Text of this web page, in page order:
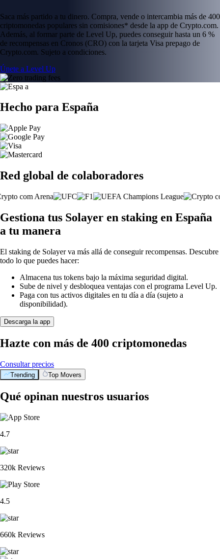
Saca más partido a tu dinero. Compra, vende o intercambia más de 400
criptomonedas populares sin comisiones* desde la app de Crypto.com.
Además, al formar parte de Level Up, puedes conseguir hasta un 6 %
de recompensas en Cronos (CRO) con la tarjeta Visa prepago de
Crypto.com. Sujeto a condiciones.
Únete a Level Up
Hecho para España
Red global de colaboradores
Gestiona tus Solayer en staking en España
a tu manera
El staking de Solayer va más allá de conseguir recompensas. Descubre
todo lo que puedes hacer:
Almacena tus tokens bajo la máxima seguridad digital.
Sube de nivel y desbloquea ventajas con el programa Level Up.
Paga con tus activos digitales en tu día a día (sujeto a
disponibilidad).
Descarga la app
Hazte con más de 400 criptomonedas
Consultar precios
Trending Top Movers
Qué opinan nuestros usuarios
4.7
320k Reviews
4.5
660k Reviews